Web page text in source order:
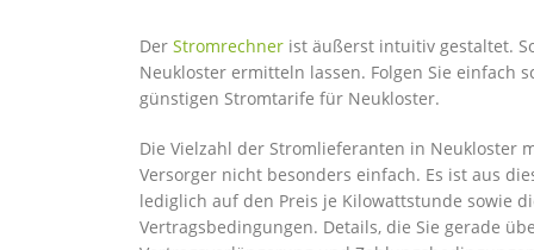
Der Stromrechner ist äußerst intuitiv gestaltet.
Neukloster ermitteln lassen. Folgen Sie einfach
günstigen Stromtarife für Neukloster.
Die Vielzahl der Stromlieferanten in Neukloster
Versorger nicht besonders einfach. Es ist aus
lediglich auf den Preis je Kilowattstunde sowie
Vertragsbedingungen. Details, die Sie gerade